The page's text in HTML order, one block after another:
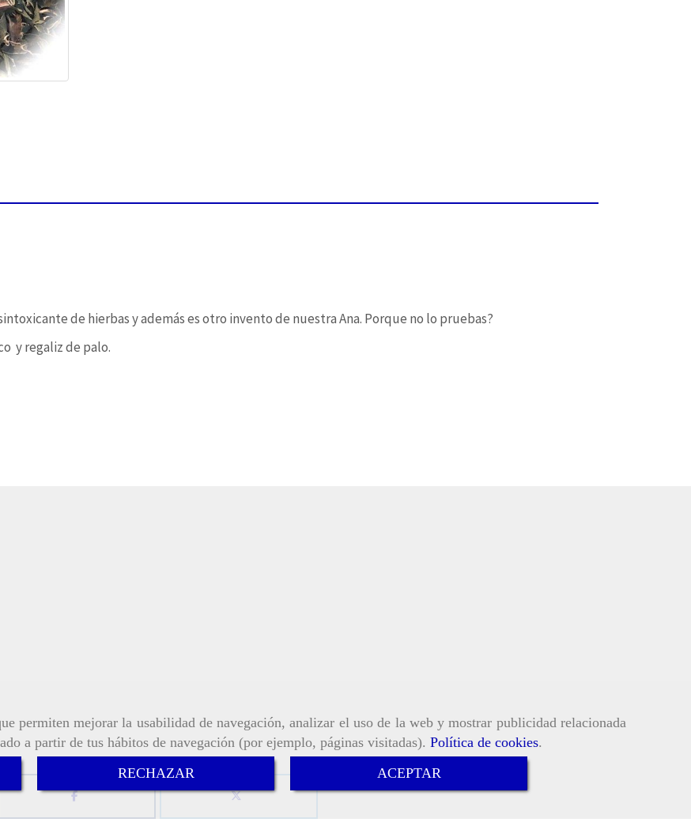
permiten mejorar la usabilidad de navegación, analizar el uso de la web y mostrar publicidad relacionada
a partir de tus hábitos de navegación (por ejemplo, páginas visitadas). Política de cookies.
RECHAZAR ACEPTAR
de hierbas y además es otro invento de nuestra Ana. Porque no lo pruebas?
y regaliz de palo.